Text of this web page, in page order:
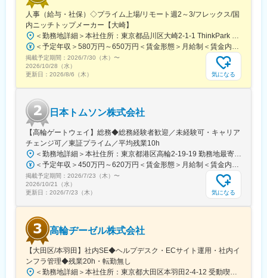
人事（給与・社保）◇プライム上場/リモート週2～3/フレックス/国
内ニッチトップメーカー【大崎】
＜勤務地詳細＞本社住所：東京都品川区大崎2-1-1 ThinkPark Tower24F勤務地最寄駅：JR・りんかい線／大崎駅受動喫煙対策：屋内喫煙可能場所あり変更の範囲：会社の定める事業所（リモートワーク含む）
＜予定年収＞580万円～650万円＜賃金形態＞月給制＜賃金内訳＞月額（基本給）：320,000円～450,000円＜月給＞320,000円～450,000円＜昇給有無＞有＜残業手当＞有＜給与補足＞※経験・前職を考慮したうえで優遇します。※上記年収額は、残業代を加味した金額です。■賞与実績：年2回支給■昇給：年1回賃金はあくまでも目安の金額であり、選考を通じて上下する可能性があります。月給(月額)は固定手当を含めた表記です。
掲載予定期間： 2026/7/30（木） 〜
2026/10/28（水）
更新日： 2026/8/6（木） 気になる
日本トムソン株式会社
【高輪ゲートウェイ】総務◆総務経験者歓迎／未経験可・キャリア
チェンジ可／東証プライム／平均残業10h
＜勤務地詳細＞本社住所：東京都港区高輪2-19-19 勤務地最寄駅：京急本線／泉岳寺駅受動喫煙対策：屋内全面禁煙変更の範囲：会社の定める事業所
＜予定年収＞450万円～620万円＜賃金形態＞月給制＜賃金内訳＞月額（基本給）：290,000円～400,000円＜月給＞290,000円～400,000円＜昇給有無＞有＜残業手当＞有＜給与補足＞■年齢・経験・スキルに応じ決定いたします。■上記年収は、月給・全社員支給される手当 の12か月分 ＋ 賞与 + 10時間分の残業を想定した金額です。■賞与年2回（2025年実績5カ月）賃金はあくまでも目安の金額であり、選考を通じて上下する可能性があります。月給(月額)は固定手当を含めた表記です。
掲載予定期間： 2026/7/23（木） 〜
2026/10/21（水）
更新日： 2026/7/23（木） 気になる
高輪ヂーゼル株式会社
【大田区/本羽田】社内SE◆ヘルプデスク・ECサイト運用・社内イ
ンフラ管理◆残業20h・転勤無し
＜勤務地詳細＞本社住所：東京都大田区本羽田2-4-12 受動喫煙対策：屋内全面禁煙変更の範囲：会社の定める事業所